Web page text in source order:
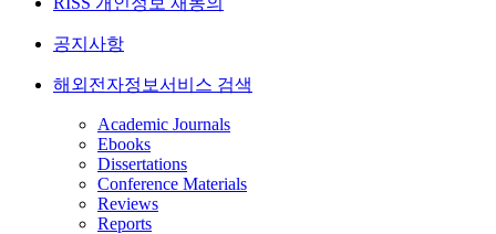
공지사항
해외전자정보서비스 검색
Academic Journals
Ebooks
Dissertations
Conference Materials
Reviews
Reports